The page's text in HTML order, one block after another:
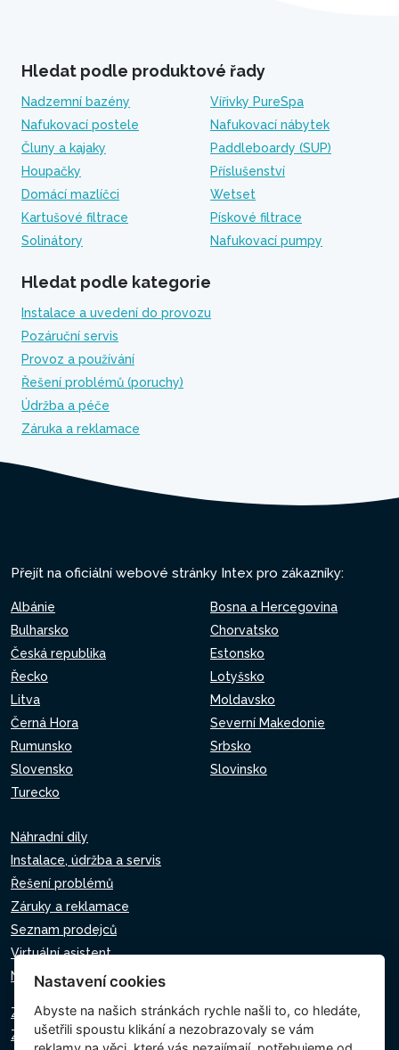
Hledat podle produktové řady
Nadzemní bazény
Vířivky PureSpa
Nafukovací postele
Nafukovací nábytek
Čluny a kajaky
Paddleboardy (SUP)
Houpačky
Příslušenství
Domácí mazlíčci
Wetset
Kartušové filtrace
Pískové filtrace
Solinátory
Nafukovací pumpy
Hledat podle kategorie
Instalace a uvedení do provozu
Pozáruční servis
Provoz a používání
Řešení problémů (poruchy)
Údržba a péče
Záruka a reklamace
Přejít na oficiální webové stránky Intex pro zákazníky:
Albánie
Bosna a Hercegovina
Bulharsko
Chorvatsko
Česká republika
Estonsko
Řecko
Lotyšsko
Litva
Moldavsko
Černá Hora
Severní Makedonie
Rumunsko
Srbsko
Slovensko
Slovinsko
Turecko
Náhradní díly
Instalace, údržba a servis
Řešení problémů
Záruky a reklamace
Seznam prodejců
Virtuální asistent
Napište nám
Zásady ochrany osobních údajů
Zásady používání souborů cookie
Nastavení cookies
Abyste na našich stránkách rychle našli to, co hledáte,
ušetřili spoustu klikání a nezobrazovaly se vám